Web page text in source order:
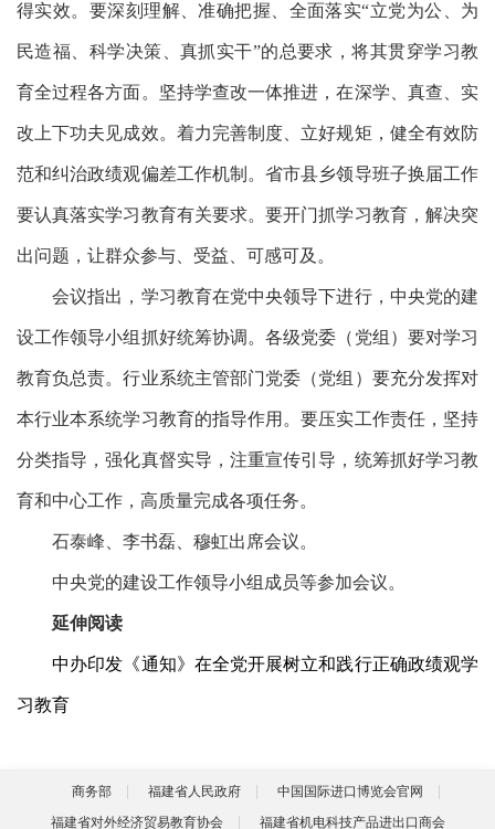
得实效。要深刻理解、准确把握、全面落实“立党为公、为
民造福、科学决策、真抓实干”的总要求，将其贯穿学习教
育全过程各方面。坚持学查改一体推进，在深学、真查、实
改上下功夫见成效。着力完善制度、立好规矩，健全有效防
范和纠治政绩观偏差工作机制。省市县乡领导班子换届工作
要认真落实学习教育有关要求。要开门抓学习教育，解决突
出问题，让群众参与、受益、可感可及。
会议指出，学习教育在党中央领导下进行，中央党的建
设工作领导小组抓好统筹协调。各级党委（党组）要对学习
教育负总责。行业系统主管部门党委（党组）要充分发挥对
本行业本系统学习教育的指导作用。要压实工作责任，坚持
分类指导，强化真督实导，注重宣传引导，统筹抓好学习教
育和中心工作，高质量完成各项任务。
石泰峰、李书磊、穆虹出席会议。
中央党的建设工作领导小组成员等参加会议。
延伸阅读
中办印发《通知》在全党开展树立和践行正确政绩观学
习教育
商务部 福建省人民政府
中国国际进口博览会官网
福建省对外经济贸易教育协会
福建省机电科技产品进出口商会